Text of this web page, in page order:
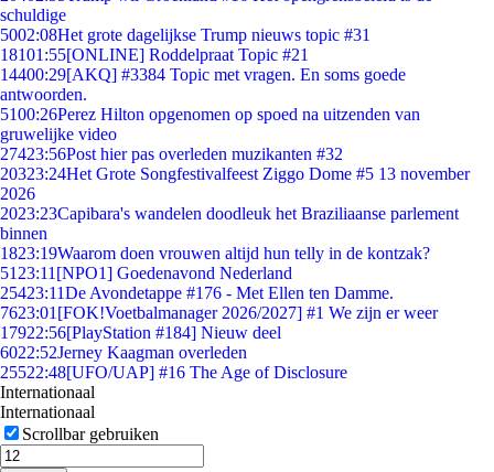
schuldige
5002:08Het grote dagelijkse Trump nieuws topic #31
18101:55[ONLINE] Roddelpraat Topic #21
14400:29[AKQ] #3384 Topic met vragen. En soms goede
antwoorden.
5100:26Perez Hilton opgenomen op spoed na uitzenden van
gruwelijke video
27423:56Post hier pas overleden muzikanten #32
20323:24Het Grote Songfestivalfeest Ziggo Dome #5 13 november
2026
2023:23Capibara's wandelen doodleuk het Braziliaanse parlement
binnen
1823:19Waarom doen vrouwen altijd hun telly in de kontzak?
51 23:11 [NPO1] Goedenavond Nederland
25423:11De Avondetappe #176 - Met Ellen ten Damme.
7623:01 [FOK!Voetbalmanager 2026/2027] #1 We zijn er weer
17922:56[PlayStation #184] Nieuw deel
6022:52Jerney Kaagman overleden
25522:48[UFO/UAP] #16 The Age of Disclosure
Internationaal
Internationaal
Scrollbar gebruiken